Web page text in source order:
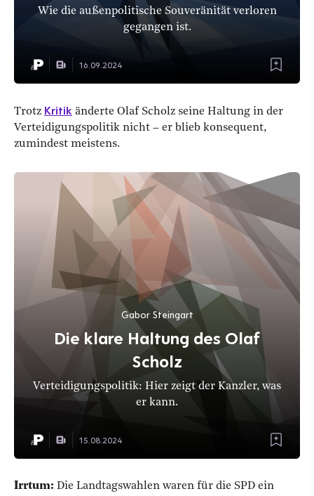
Wie die außenpolitische Souveränität verloren
gegangen ist.
16.09.2024
Trotz Kritik änderte Olaf Scholz seine Haltung in der
Verteidigungspolitik nicht – er blieb konsequent,
zumindest meistens.
Gabor Steingart
Die klare Haltung des Olaf
Scholz
Verteidigungspolitik: Hier zeigt der Kanzler, was
er kann.
15.08.2024
Irrtum: Die Landtagswahlen waren für die SPD ein